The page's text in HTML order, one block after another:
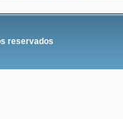
reservados